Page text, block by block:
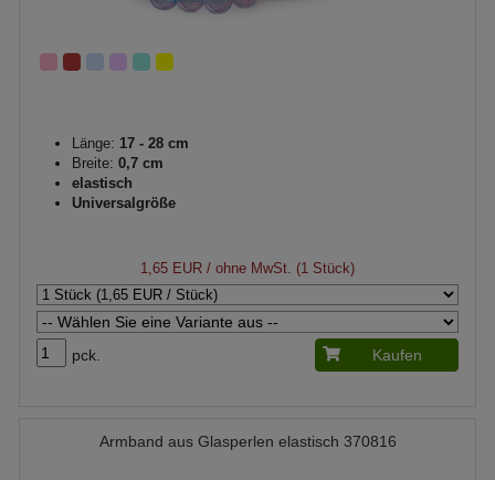
Länge: 17 - 28 cm
Breite: 0,7 cm
elastisch
Universalgröße
1,65 EUR / ohne MwSt. (1 Stück)
pck. Kaufen
Armband aus Glasperlen elastisch 370816